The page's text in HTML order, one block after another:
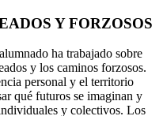
Y FORZOSOS
ha trabajado sobre
y los caminos forzosos.
personal y el territorio
qué futuros se imaginan y
y colectivos. Los